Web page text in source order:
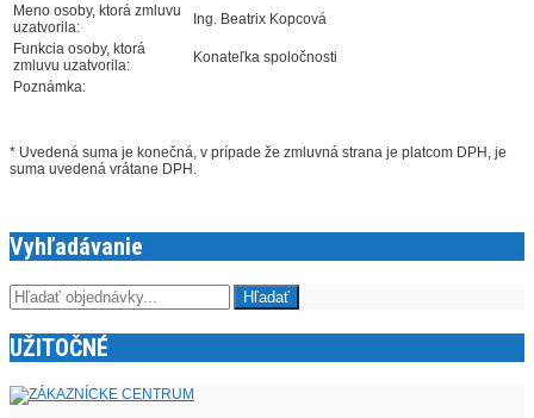
Meno osoby, ktorá zmluvu
uzatvorila:
Ing. Beatrix Kopcová
Funkcia osoby, ktorá
zmluvu uzatvorila:
Konateľka spoločnosti
Poznámka:
* Uvedená suma je konečná, v prípade že zmluvná strana je platcom DPH, je
suma uvedená vrátane DPH.
Vyhľadávanie
UŽITOČNÉ